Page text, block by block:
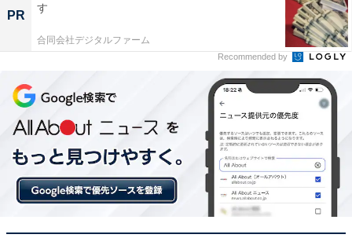
「（万引き防止の）保安員のアルバイトで、ある売り場
で万引きのおそれがある人がいるときに、『○○市からお
越しの（保安員の名前）さん、××売り場にお客様がお越
しです』と呼び出されてました（50代・女性）」
「保安員のアルバイトは、人を疑う仕事なので、精神的
に厳しかったです。万引きされてしまうよりは、こちら
の存在に気づかせて防止してました。そのため仕事して
ないみたいに思われてたのが余計にしんどかったです
PR
す
合同会社デジタルファーム
Recommended by